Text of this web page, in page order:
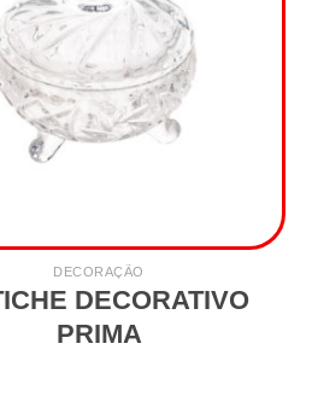
DECORAÇÃO
DECORATIVO
PRIMA